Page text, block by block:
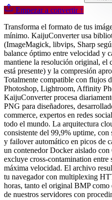
Empezar a convertir ↑
Transforma el formato de tus
mínimo. KaijuConverter usa
(ImageMagick, libvips, Sharp
balance óptimo entre velocidad y
mantiene la resolución original,
está presente) y la compresión
Totalmente compatible con flujos
Photoshop, Lightroom, Affinity
KaijuConverter procesa
PNG para diseñadores,
commerce, expertos en redes
todo el mundo. La arquitectura
consistente del 99,9% uptime,
y failover automático en picos de
un contenedor Docker aislado
excluye cross-contamination entre
máxima velocidad. El archivo
tu navegador con multiplexing
horas, tanto el original BMP
de nuestros servidores con